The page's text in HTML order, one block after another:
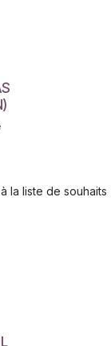
la liste de souhaits